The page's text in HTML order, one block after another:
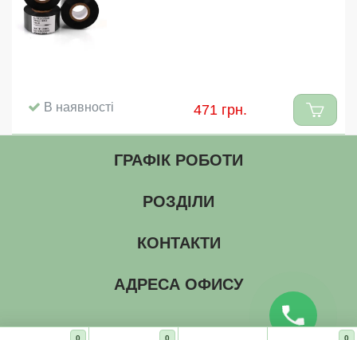
0 0 0
В наявності 471 грн.
ГРАФІК РОБОТИ
РОЗДІЛИ
КОНТАКТИ
АДРЕСА ОФИСУ